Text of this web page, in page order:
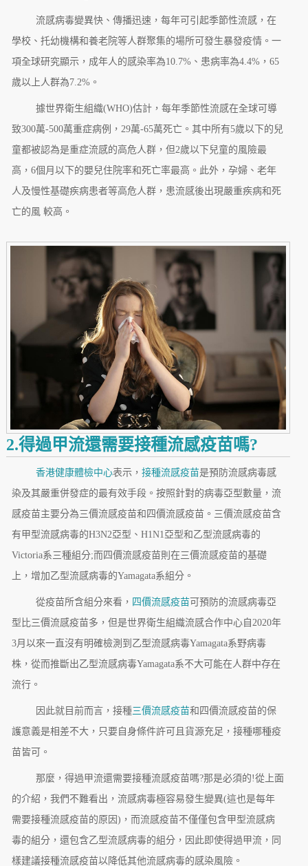
流感病毒變異快、傳播迅速，每年可引起季節性流感，在
學校、托幼機構和養老院等人群聚集的場所可發生暴發疫情。一
項全球研究顯示，成年人的感染率為10.7%、患病率為4.4%，65
歲以上人群為7.2%。
據世界衛生組織(WHO)估計，每年季節性流感在全球可導
致300萬-500萬重症病例，29萬-65萬死亡。其中所有5歲以下的兒
童都被認為是重症流感的高危人群，但2歲以下兒童的風險最
高，6個月以下的嬰兒住院率和死亡率最高。此外，孕婦、老年
人及慢性基礎疾病患者等高危人群，患流感後出現嚴重疾病和死
亡的風 較高。
2.得過甲流還需要接種流感疫苗嗎?
香港健康體檢中心表示， 接種流感疫苗是預防流感病毒感
染及其嚴重併發症的最有效手段。按照針對的病毒亞型數量，流
感疫苗主要分為三價流感疫苗和四價流感疫苗。三價流感疫苗含
有甲型流感病毒的H3N2亞型、H1N1亞型和乙型流感病毒的
Victoria系三種組分;而四價流感疫苗則在三價流感疫苗的基礎
上，增加乙型流感病毒的Yamagata系組分。
從疫苗所含組分來看， 四價流感疫苗可預防的流感病毒亞
型比三價流感疫苗多，但是世界衛生組織流感合作中心自2020年
3月以來一直沒有明確檢測到乙型流感病毒Yamagata系野病毒
株，從而推斷出乙型流感病毒Yamagata系不大可能在人群中存在
流行。
因此就目前而言，接種三價流感疫苗和四價流感疫苗的保
護意義是相差不大，只要自身條件許可且貨源充足，接種哪種疫
苗皆可。
那麼，得過甲流還需要接種流感疫苗嗎?那是必須的!從上面
的介紹，我們不難看出，流感病毒極容易發生變異(這也是每年
需要接種流感疫苗的原因)，而流感疫苗不僅僅包含甲型流感病
毒的組分，還包含乙型流感病毒的組分，因此即使得過甲流，同
樣建議接種流感疫苗以降低其他流感病毒的感染風險。